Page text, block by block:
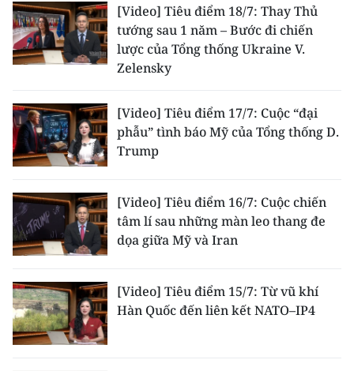
[Video] Tiêu điểm 18/7: Thay Thủ
tướng sau 1 năm – Bước đi chiến
lược của Tổng thống Ukraine V.
Zelensky
[Video] Tiêu điểm 17/7: Cuộc “đại
phẫu” tình báo Mỹ của Tổng thống D.
Trump
[Video] Tiêu điểm 16/7: Cuộc chiến
tâm lí sau những màn leo thang đe
dọa giữa Mỹ và Iran
[Video] Tiêu điểm 15/7: Từ vũ khí
Hàn Quốc đến liên kết NATO–IP4